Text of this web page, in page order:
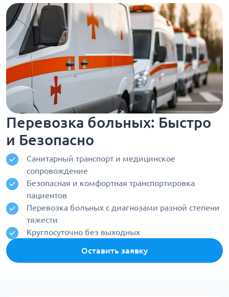
Перевозка больных: Быстро
и Безопасно
Санитарный транспорт и медицинское
сопровождение
Безопасная и комфортная транспортировка
пациентов
Перевозка больных с диагнозами разной степени
тяжести
Круглосуточно без выходных
Оставить заявку